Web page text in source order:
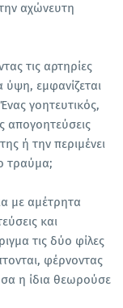
αχώνευτη
τις αρτηρίες
ύψη, εμφανίζεται
γοητευτικός,
απογοητεύσεις
ή την περιμένει
τραύμα;
με αμέτρητα
και
τις δύο φίλες
φέρνοντας
η ίδια θεωρούσε